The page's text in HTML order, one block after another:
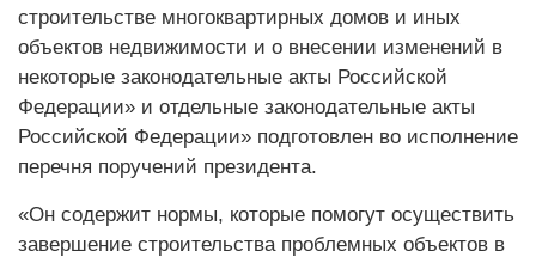
строительстве многоквартирных домов и иных
объектов недвижимости и о внесении изменений в
некоторые законодательные акты Российской
Федерации» и отдельные законодательные акты
Российской Федерации» подготовлен во исполнение
перечня поручений президента.
«Он содержит нормы, которые помогут осуществить
завершение строительства проблемных объектов в